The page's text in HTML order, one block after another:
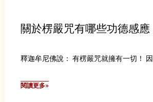
關於楞嚴咒有哪些功德感
釋迦牟尼佛說： 有楞嚴咒就擁有一切！
閱讀更多»